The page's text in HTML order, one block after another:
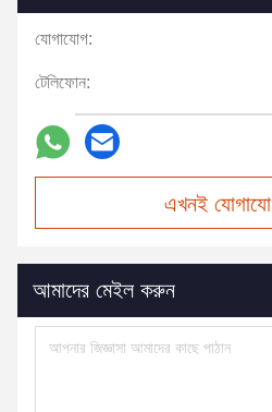
যোগাযোগ:
টেলিফোন:
এখনই
আমাদের মেইল করুন